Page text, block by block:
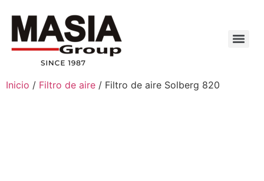
Inicio / Filtro de aire / Filtro de aire Solberg 820